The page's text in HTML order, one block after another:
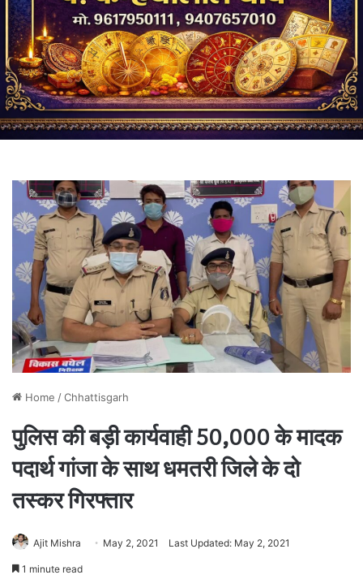
Home /Chhattisgarh
पुलिस की बड़ी कार्यवाही 50,000 के मादक
पदार्थ गांजा के साथ धमतरी जिले के दो
तस्कर गिरफ्तार
Ajit Mishra May 2, 2021 Last Updated: May 2, 2021
1 minute read